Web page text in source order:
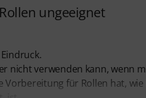
ungeeignet
nicht verwenden kann, wenn
für Rollen hat,